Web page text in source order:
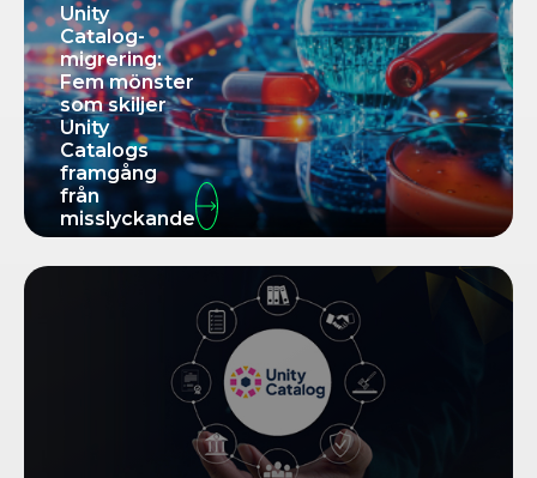
Unity
Catalog-
migrering:
Fem mönster
som skiljer
Unity
Catalogs
framgång
från
misslyckande